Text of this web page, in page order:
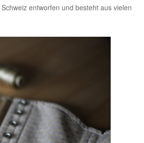
entworfen und besteht aus vielen